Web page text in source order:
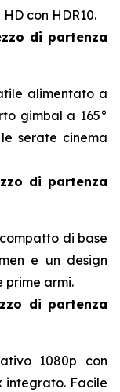
con HDR10.
di partenza
alimentato a
gimbal a 165°
serate cinema
di partenza
di base
e un design
prime armi.
di partenza
1080p con
integrato. Facile